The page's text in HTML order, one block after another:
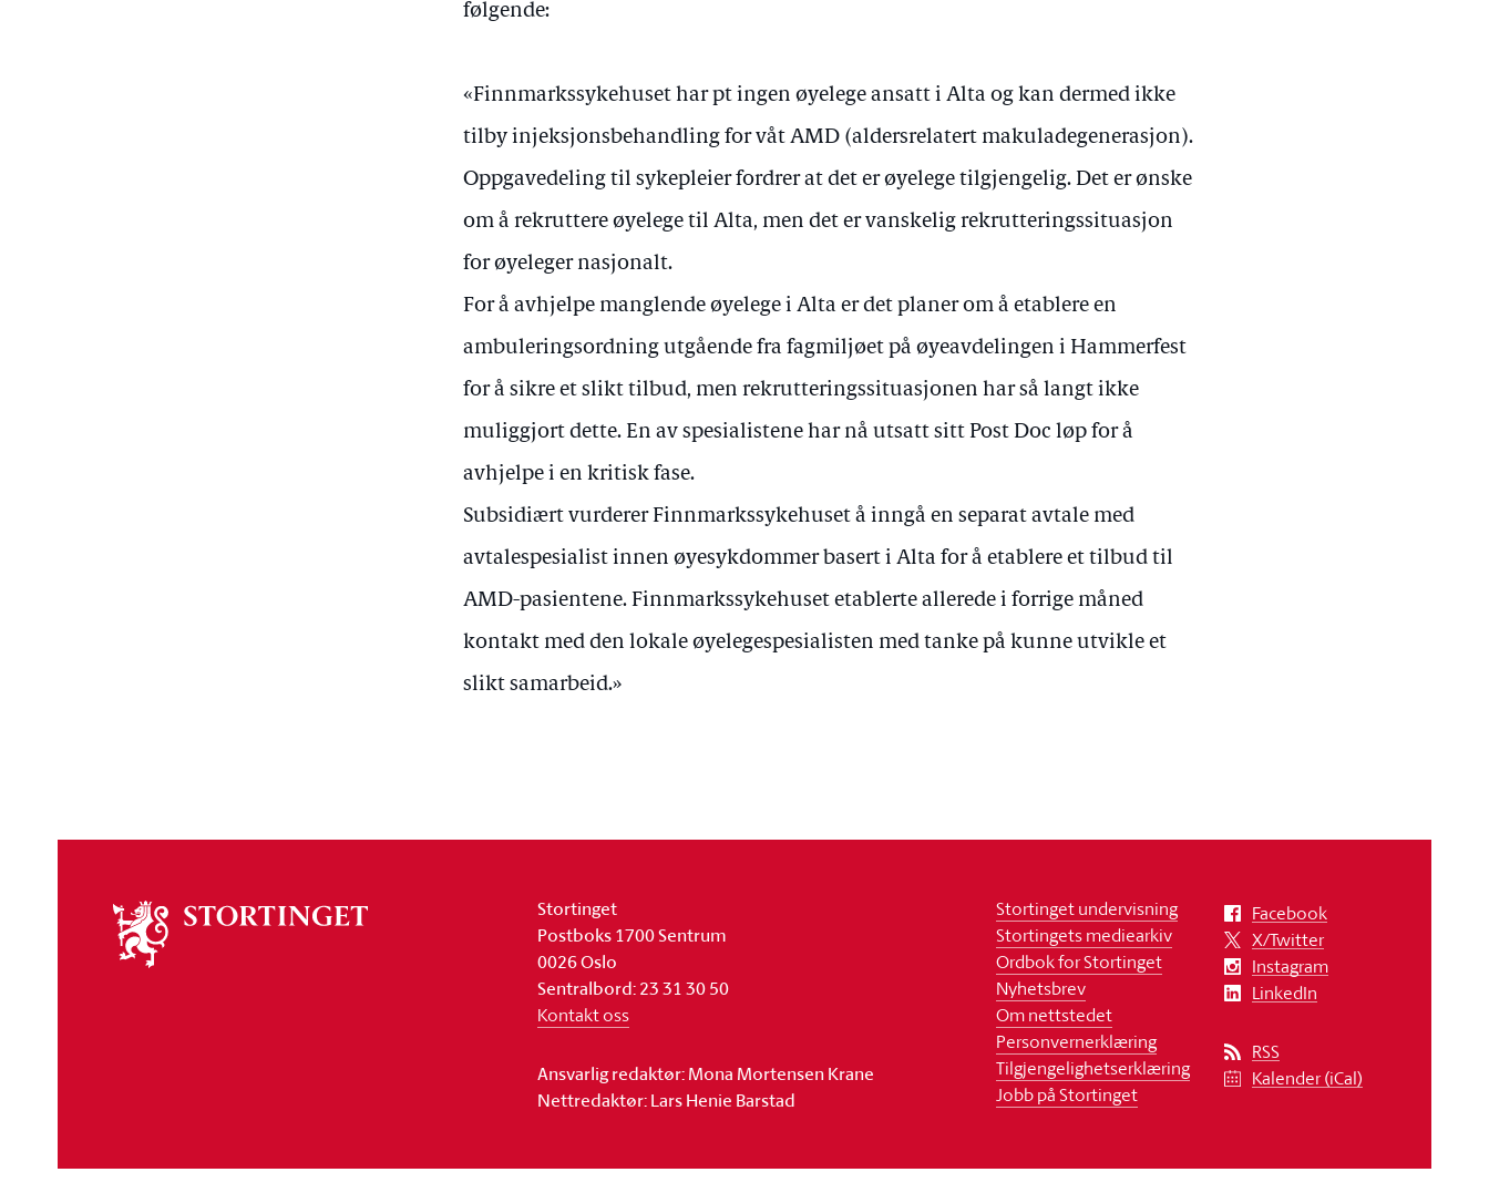
følgende:
«Finnmarkssykehuset har pt ingen øyelege ansatt i Alta og kan dermed ikke
tilby injeksjonsbehandling for våt AMD (aldersrelatert makuladegenerasjon).
Oppgavedeling til sykepleier fordrer at det er øyelege tilgjengelig. Det er ønske
om å rekruttere øyelege til Alta, men det er vanskelig rekrutteringssituasjon
for øyeleger nasjonalt.
For å avhjelpe manglende øyelege i Alta er det planer om å etablere en
ambuleringsordning utgående fra fagmiljøet på øyeavdelingen i Hammerfest
for å sikre et slikt tilbud, men rekrutteringssituasjonen har så langt ikke
muliggjort dette. En av spesialistene har nå utsatt sitt Post Doc løp for å
avhjelpe i en kritisk fase.
Subsidiært vurderer Finnmarkssykehuset å inngå en separat avtale med
avtalespesialist innen øyesykdommer basert i Alta for å etablere et tilbud til
AMD-pasientene. Finnmarkssykehuset etablerte allerede i forrige måned
kontakt med den lokale øyelegespesialisten med tanke på kunne utvikle et
slikt samarbeid.»
stortinget
Stortinget
Postboks 1700 Sentrum
0026 Oslo
Sentralbord: 23 31 30 50
Kontakt oss
Ansvarlig redaktør: Mona Mortensen Krane
Nettredaktør: Lars Henie Barstad
Stortinget undervisning
Stortingets mediearkiv
Ordbok for Stortinget
Nyhetsbrev
Om nettstedet
Personvernerklæring
Tilgjengelighetserklæring
Jobb på Stortinget
Facebook
X/Twitter
Instagram
LinkedIn
RSS
Kalender (iCal)